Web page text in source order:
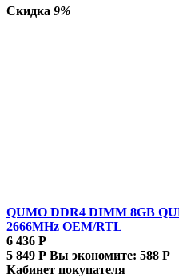
Скидка 9%
QUMO DDR4 DIMM 8GB
2666MHz OEM/RTL
6 436 Р
5 849 Р Вы экономите: 588 Р
Кабинет покупателя